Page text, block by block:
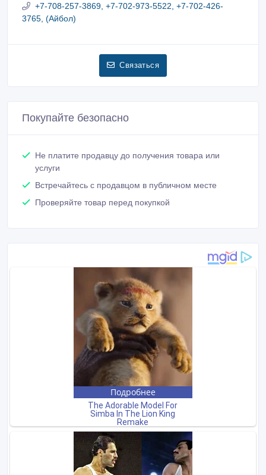
+7-708-257-3869, +7-702-973-5522, +7-702-426-
3765, (Айбол)
Связаться
Покупайте безопасно
Не платите продавцу до получения товара или
услуги
Встречайтесь с продавцом в публичном месте
Проверяйте товар перед покупкой